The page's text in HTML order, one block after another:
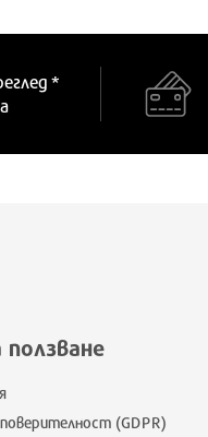
*
ползване
(GDPR)